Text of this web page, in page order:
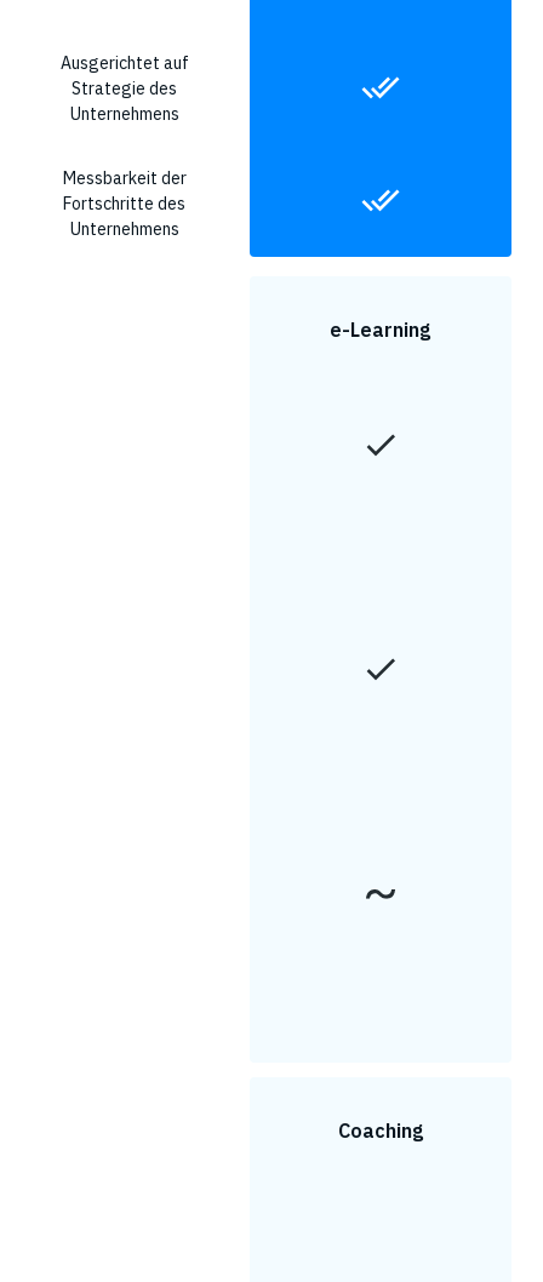
Ausgerichtet auf
Strategie des
Unternehmens
Messbarkeit der
Fortschritte des
Unternehmens
e-Learning
Coaching